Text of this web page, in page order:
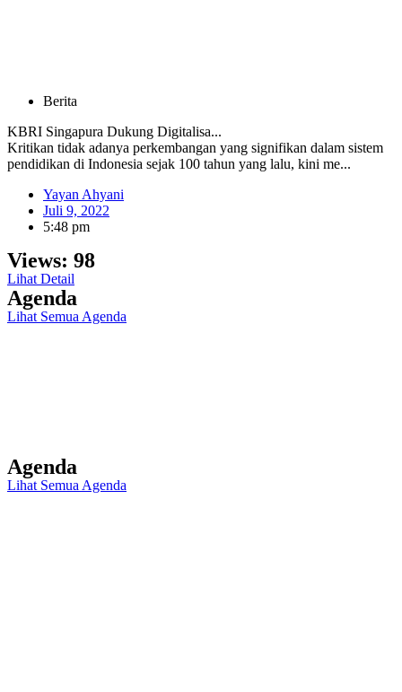
Berita
KBRI Singapura Dukung Digitalisa...
Kritikan tidak adanya perkembangan yang signifikan dalam sistem
pendidikan di Indonesia sejak 100 tahun yang lalu, kini me...
Yayan Ahyani
Juli 9, 2022
5:48 pm
Views: 98
Lihat Detail
Agenda
Lihat Semua Agenda
Agenda
Lihat Semua Agenda